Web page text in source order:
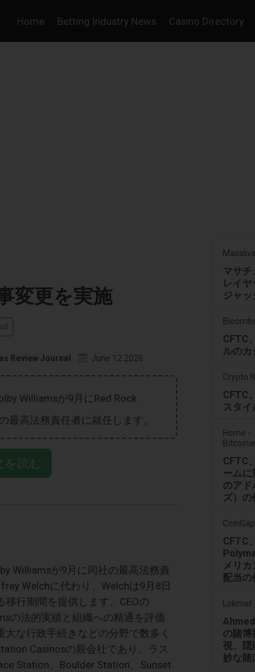
Home Betting Industry News Casino Directory
変更を実施
Review Journal June 12 2026
Williamsが9月にRed Rock
最高法務責任者に就任します。
を読む
Williamsが9月に同社の最高法務責
Welchに代わり、Welchは9月8日
行期間を提供します。CEOの
の法的実績と組織への精通を評価
な行政手続きなどの分野で数多く
Casinosの親会社であり、ラス
Station、Boulder Station、Sunset
Masslive
マサチ
レイ
ジャ
CFTC
ルのカ
Crypto
CFTC
スタイ
Home -
CFTC
ーム
のアド
ズ）
CFTC
メリ
配当
の賭博
視、隠
妙な賭